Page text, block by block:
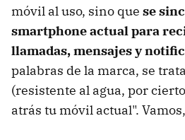
móvil al uso, sino que se
smartphone actual para
llamadas, mensajes y
palabras de la marca, se
(resistente al agua, por
atrás tu móvil actual".